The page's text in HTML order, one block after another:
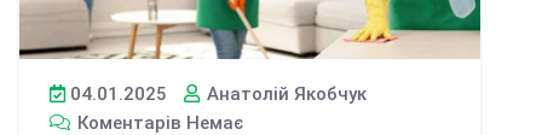
04.01.2025
Анатолій Якобчук
Коментарів Немає